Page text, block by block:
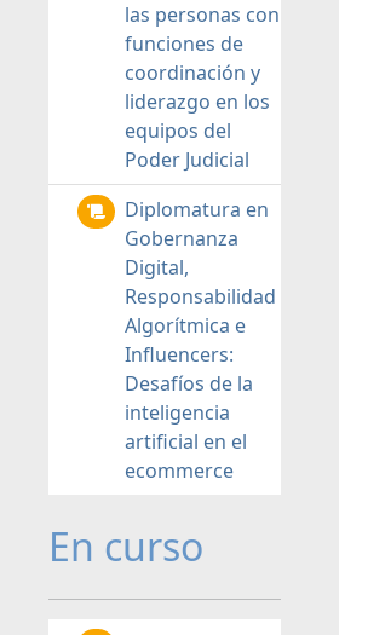
las personas con
funciones de
coordinación y
liderazgo en los
equipos del
Poder Judicial
Diplomatura en
Gobernanza
Digital,
Responsabilidad
Algorítmica e
Influencers:
Desafíos de la
inteligencia
artificial en el
ecommerce
En curso